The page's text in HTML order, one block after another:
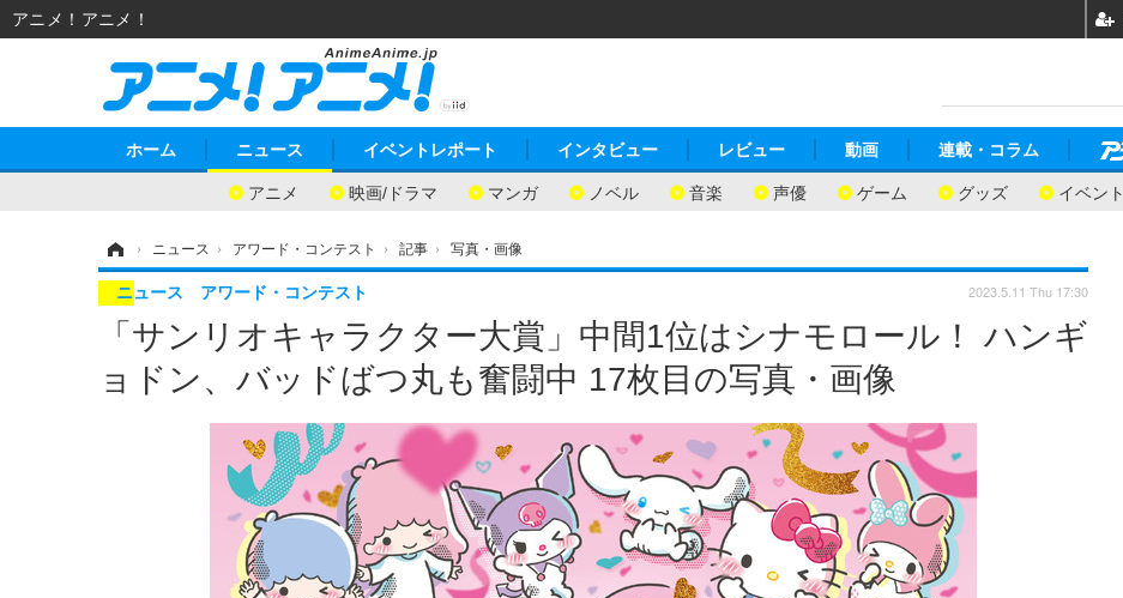
ホーム ニュース
アニメ 映画/ドラマ マンガ ノベル 音楽 声優 ゲーム グッズ イベント
イベントレポート インタビュー レビュー 動画 連載・コラム
› ニュース › アワード・コンテスト › 記事 › 写真・画像
「サンリオキャラクター大賞」中間1位はシナモロール！ ハンギ
ョドン、バッドばつ丸も奮闘中 17枚目の写真・画像
ニュース アワード・コンテスト 2023.5.11 Thu 17:30
アニメ！アニメ！